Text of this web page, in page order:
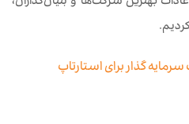
گذار برای استارتاپ